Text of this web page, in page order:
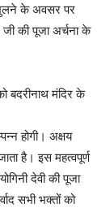
के अवसर पर
की पूजा अर्चना के
बदरीनाथ मंदिर के
होगी। अक्षय
है। इस महत्वपूर्ण
देवी की पूजा
सभी भक्तों को